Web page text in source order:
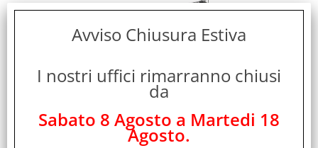
ZOTAC GAMING GEFORCE RTX 5070 Ti SOLID SFF
16GB GDDR7 DLSS4 TRIPLE FAN PCIe 5.0 16X - 1 x
HDMI 3 x DISPLAYPORT
Avviso Chiusura Estiva
I nostri uffici rimarranno chiusi
da
Sabato 8 Agosto a Martedi 18
Agosto.